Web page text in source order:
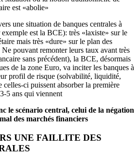
est «abolie»
une situation de banques centrales à
est la BCE): très «laxiste» sur le
mais très «dure» sur le plan des
pouvant remonter leurs taux avant très
sans précédent), la BCE, désormais
de la zone Euro, va inciter les banques à
profil de risque (solvabilité, liquidité,
ci puissent absorber la première
5 ans qui viennent
le scénario central, celui de la négation
des marchés financiers
UNE FAILLITE DES